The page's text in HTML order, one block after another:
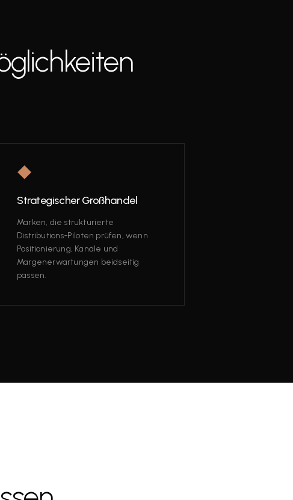
◆
Strategischer Großhandel
Marken, die strukturierte
Distributions‑Piloten prüfen, wenn
Positionierung, Kanäle und
Margenerwartungen beidseitig
passen.